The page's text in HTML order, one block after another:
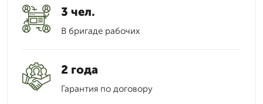
3 чел.
В бригаде рабочих
2 года
Гарантия по договору